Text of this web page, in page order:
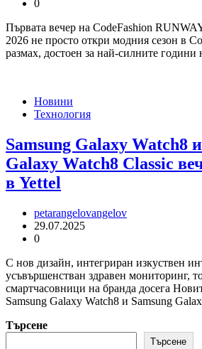
0
Първата вечер на CodeFashion
2026 не просто откри модния сезон в
размах, достоен за най-силните
Новини
Технология
Samsung Galaxy Watch8
Galaxy Watch8 Classic
в Yettel
petarangelovangelov
29.07.2025
0
С нов дизайн, интегриран изкуствен
усъвършенстван здравен мониторинг,
смартчасовници на бранда досега
Samsung Galaxy Watch8 и Samsung
Търсене
Търсене